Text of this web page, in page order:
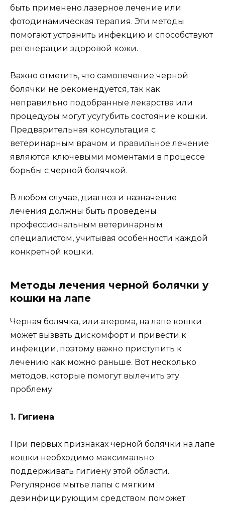
быть применено лазерное лечение или
фотодинамическая терапия. Эти методы
помогают устранить инфекцию и способствуют
регенерации здоровой кожи.
Важно отметить, что самолечение черной
болячки не рекомендуется, так как
неправильно подобранные лекарства или
процедуры могут усугубить состояние кошки.
Предварительная консультация с
ветеринарным врачом и правильное лечение
являются ключевыми моментами в процессе
борьбы с черной болячкой.
В любом случае, диагноз и назначение
лечения должны быть проведены
профессиональным ветеринарным
специалистом, учитывая особенности каждой
конкретной кошки.
Методы лечения черной болячки у
кошки на лапе
Черная болячка, или атерома, на лапе кошки
может вызвать дискомфорт и привести к
инфекции, поэтому важно приступить к
лечению как можно раньше. Вот несколько
методов, которые помогут вылечить эту
проблему:
1. Гигиена
При первых признаках черной болячки на лапе
кошки необходимо максимально
поддерживать гигиену этой области.
Регулярное мытье лапы с мягким
дезинфицирующим средством поможет